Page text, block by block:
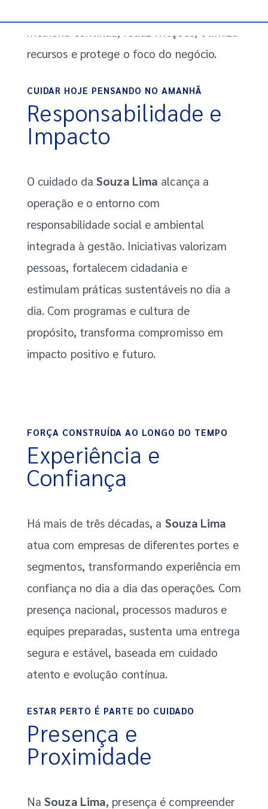
recursos e protege o foco do negócio.
CUIDAR HOJE PENSANDO NO AMANHÃ
Responsabilidade e
Impacto
O cuidado daSouza Lima alcança a
operação e o entorno com
responsabilidade social e ambiental
integrada à gestão. Iniciativas valorizam
pessoas, fortalecem cidadania e
estimulam práticas sustentáveis no dia a
dia. Com programas e cultura de
propósito, transforma compromisso em
impacto positivo e futuro.
FORÇA CONSTRUÍDA AO LONGO DO TEMPO
Experiência e
Confiança
Há mais de três décadas, a Souza Lima
atua com empresas de diferentes portes e
segmentos, transformando experiência em
confiança no dia a dia das operações. Com
presença nacional, processos maduros e
equipes preparadas, sustenta uma entrega
segura e estável, baseada em cuidado
atento e evolução contínua.
ESTAR PERTO É PARTE DO CUIDADO
Presença e
Proximidade
NaSouza Lima, presença é compreender